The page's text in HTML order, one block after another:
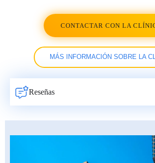
CONTACTAR CON LA
MÁS INFORMACIÓN SOBRE LA
Reseñas